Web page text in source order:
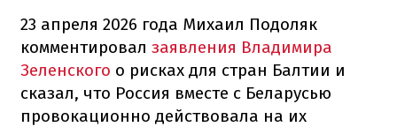
23 апреля 2026 года Михаил Подоляк
комментировал заявления Владимира
Зеленского о рисках для стран Балтии и
сказал, что Россия вместе с Беларусью
провокационно действовала на их